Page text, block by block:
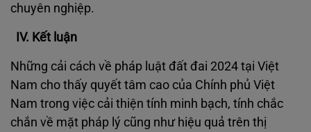
chuyên nghiệp.
IV. Kết luận
Những cải cách về pháp luật đất đai 2024 tại Việt
Nam cho thấy quyết tâm cao của Chính phủ Việt
Nam trong việc cải thiện tính minh bạch, tính chắc
chắn về mặt pháp lý cũng như hiệu quả trên thị